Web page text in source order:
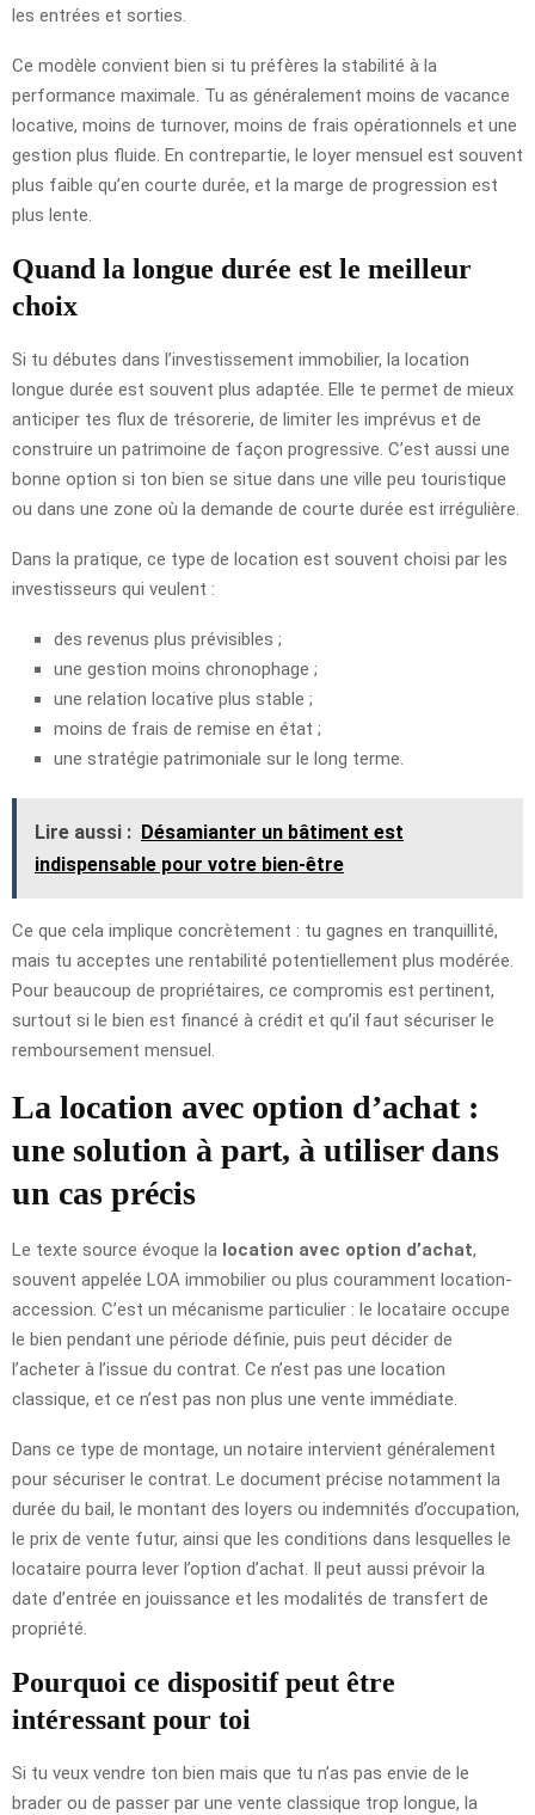
les entrées et sorties.
Ce modèle convient bien si tu préfères la stabilité à la
performance maximale. Tu as généralement moins de vacance
locative, moins de turnover, moins de frais opérationnels et une
gestion plus fluide. En contrepartie, le loyer mensuel est souvent
plus faible qu’en courte durée, et la marge de progression est
plus lente.
Quand la longue durée est le meilleur
choix
Si tu débutes dans l’investissement immobilier, la location
longue durée est souvent plus adaptée. Elle te permet de mieux
anticiper tes flux de trésorerie, de limiter les imprévus et de
construire un patrimoine de façon progressive. C’est aussi une
bonne option si ton bien se situe dans une ville peu touristique
ou dans une zone où la demande de courte durée est irrégulière.
Dans la pratique, ce type de location est souvent choisi par les
investisseurs qui veulent :
des revenus plus prévisibles ;
une gestion moins chronophage ;
une relation locative plus stable ;
moins de frais de remise en état ;
une stratégie patrimoniale sur le long terme.
Lire aussi : Désamianter un bâtiment est
indispensable pour votre bien-être
Ce que cela implique concrètement : tu gagnes en tranquillité,
mais tu acceptes une rentabilité potentiellement plus modérée.
Pour beaucoup de propriétaires, ce compromis est pertinent,
surtout si le bien est financé à crédit et qu’il faut sécuriser le
remboursement mensuel.
La location avec option d’achat :
une solution à part, à utiliser dans
un cas précis
Le texte source évoque la location avec option d’achat,
souvent appelée LOA immobilier ou plus couramment location-
accession. C’est un mécanisme particulier : le locataire occupe
le bien pendant une période définie, puis peut décider de
l’acheter à l’issue du contrat. Ce n’est pas une location
classique, et ce n’est pas non plus une vente immédiate.
Dans ce type de montage, un notaire intervient généralement
pour sécuriser le contrat. Le document précise notamment la
durée du bail, le montant des loyers ou indemnités d’occupation,
le prix de vente futur, ainsi que les conditions dans lesquelles le
locataire pourra lever l’option d’achat. Il peut aussi prévoir la
date d’entrée en jouissance et les modalités de transfert de
propriété.
Pourquoi ce dispositif peut être
intéressant pour toi
Si tu veux vendre ton bien mais que tu n’as pas envie de le
brader ou de passer par une vente classique trop longue, la